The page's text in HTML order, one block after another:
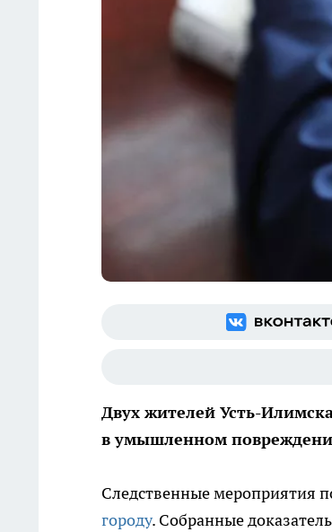
Двух жителей Усть-
в умышленном
Следственные мероприятия
городу. Собранные